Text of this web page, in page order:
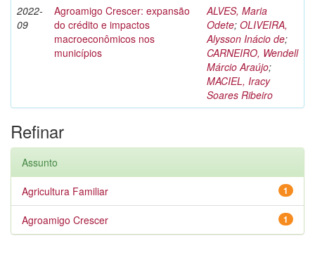
2022-
09
Agroamigo Crescer: expansão
do crédito e impactos
macroeconômicos nos
municípios
ALVES, Maria
Odete; OLIVEIRA,
Alysson Inácio de;
CARNEIRO, Wendell
Márcio Araújo;
MACIEL, Iracy
Soares Ribeiro
Refinar
Assunto
1
Agricultura Familiar
1
Agroamigo Crescer